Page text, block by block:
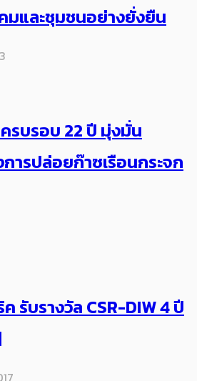
และชุมชนอย่างยั่งยืน
รบรอบ 22 ปี มุ่งมั่น
ารปล่อยก๊าซเรือนกระจก
รับรางวัล CSR-DIW 4 ปี